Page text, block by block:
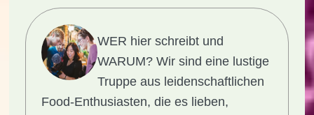
WER hier schreibt und
WARUM? Wir sind eine lustige
Truppe aus leidenschaftlichen
Food-Enthusiasten, die es lieben,